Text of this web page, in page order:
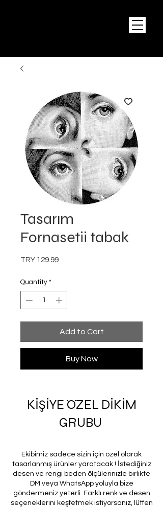
Tasarım
Fornasetii tabak
TRY 129.99Price
Quantity *
Add to Cart
Buy Now
KİŞİYE ÖZEL DİKİM
GRUBU
Ekibimiz sadece sizin için özel olarak
tasarlanmış ürünler yaratacak ! İstediğiniz
desen ve rengi beden ölçülerinizle birlikte
DM veya WhatsApp yoluyla bize
göndermeniz yeterli. Farklı renk ve desen
seçeneklerini keşfetmek istiyorsanız, lütfen